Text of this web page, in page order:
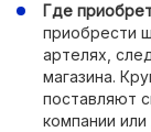
Где
приобрести
артелях,
магазина.
поставляют
компании